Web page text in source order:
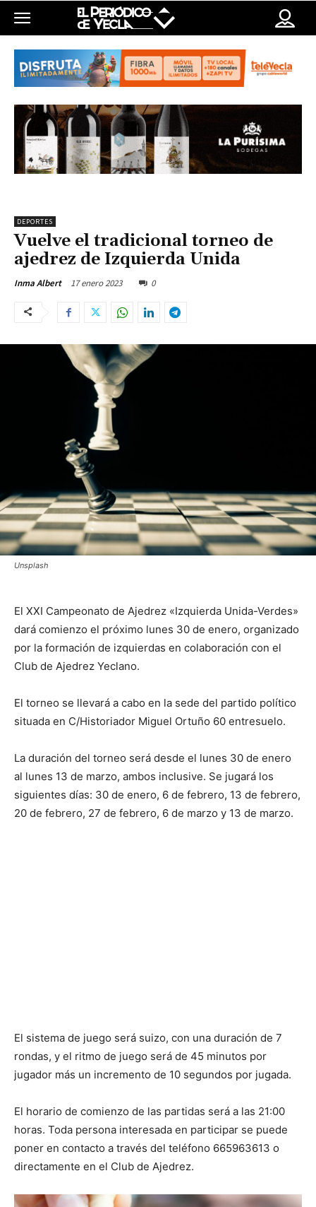
DEPORTES
Vuelve el tradicional torneo de
ajedrez de Izquierda Unida
Inma Albert 17 enero 2023 0
Unsplash
El XXI Campeonato de Ajedrez «Izquierda Unida-Verdes»
dará comienzo el próximo lunes 30 de enero, organizado
por la formación de izquierdas en colaboración con el
Club de Ajedrez Yeclano.
El torneo se llevará a cabo en la sede del partido político
situada en C/Historiador Miguel Ortuño 60 entresuelo.
La duración del torneo será desde el lunes 30 de enero
al lunes 13 de marzo, ambos inclusive. Se jugará los
siguientes días: 30 de enero, 6 de febrero, 13 de febrero,
20 de febrero, 27 de febrero, 6 de marzo y 13 de marzo.
El sistema de juego será suizo, con una duración de 7
rondas, y el ritmo de juego será de 45 minutos por
jugador más un incremento de 10 segundos por jugada.
El horario de comienzo de las partidas será a las 21:00
horas. Toda persona interesada en participar se puede
poner en contacto a través del teléfono 665963613 o
directamente en el Club de Ajedrez.